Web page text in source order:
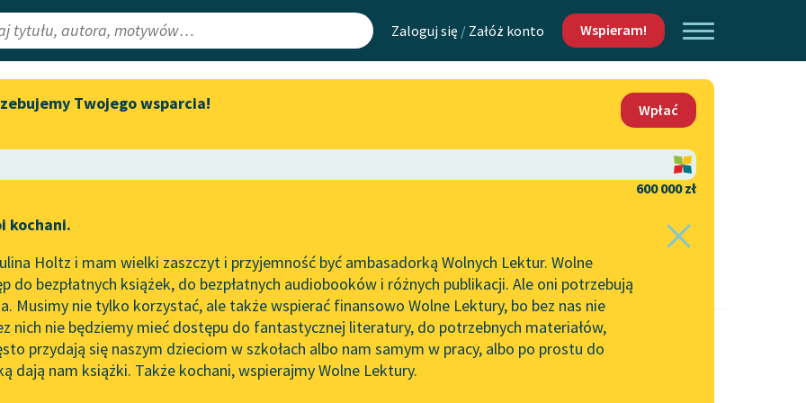
Zaloguj się / Załóż konto Wspieram!
Lektury
redakcyjne
Aktualności
Zapraszamy na spotkanie
literatury skandynawskiej
Wolne Lektury na 32.
Pol’and’Rock Festivalu
„Kochanek Lady Chatterley”
do słuchania na Wolnych
Lekturach
Nowy audiobook – „Marzenie
Mapa Wolnych Lektur
Leśmianator
API
OAI-PMH
Widget Wolnych Lektur
Kontakt
O projekcie
Zasady wykorzystania
Wolnych Lektur
Logotypy
Materiały promocyjne
Twojego wsparcia!
Wpłać
600 000 zł
kochani.
Holtz i mam wielki zaszczyt i przyjemność być ambasadorką Wolnych Lektur. Wolne
do bezpłatnych książek, do bezpłatnych audiobooków i różnych publikacji. Ale oni potrzebują
Musimy nie tylko korzystać, ale także wspierać finansowo Wolne Lektury, bo bez nas nie
nich nie będziemy mieć dostępu do fantastycznej literatury, do potrzebnych materiałów,
przydają się naszym dzieciom w szkołach albo nam samym w pracy, albo po prostu do
dają nam książki. Także kochani, wspierajmy Wolne Lektury.